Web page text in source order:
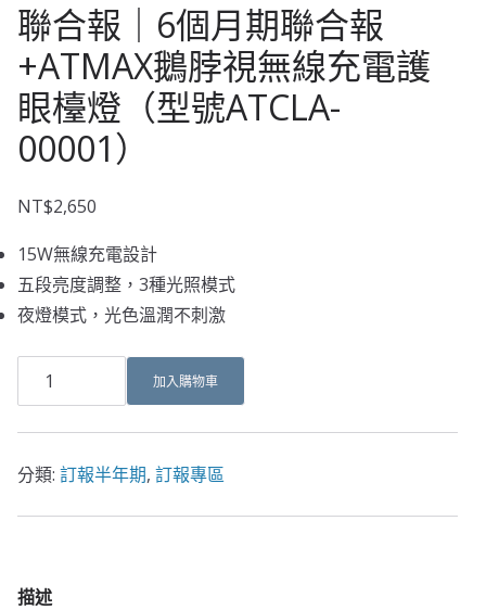
聯合報｜6個月期聯合報
+ATMAX鵝脖視無線充電護
眼檯燈（型號ATCLA-
00001）
NT$2,650
15W無線充電設計
五段亮度調整，3種光照模式
夜燈模式，光色溫潤不刺激
加入購物車
分類: 訂報半年期, 訂報專區
描述